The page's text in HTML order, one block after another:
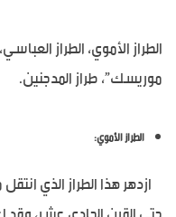
الطراز الأموي، الطراز
موريسك”، طراز المدجنين.
الطراز الأموي:
ازدهر هذا الطراز الذي